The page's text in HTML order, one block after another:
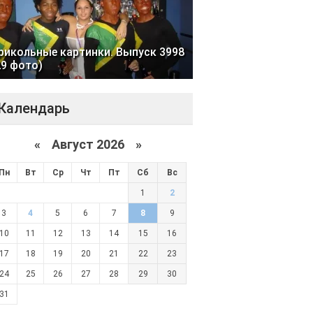
картинки. Выпуск 3998
фото)
« Август 2026 »
Вт Ср Чт Пт Сб Вс
1 2
3 4 5 6 7 8 9
11 12 13 14 15 16
18 19 20 21 22 23
25 26 27 28 29 30